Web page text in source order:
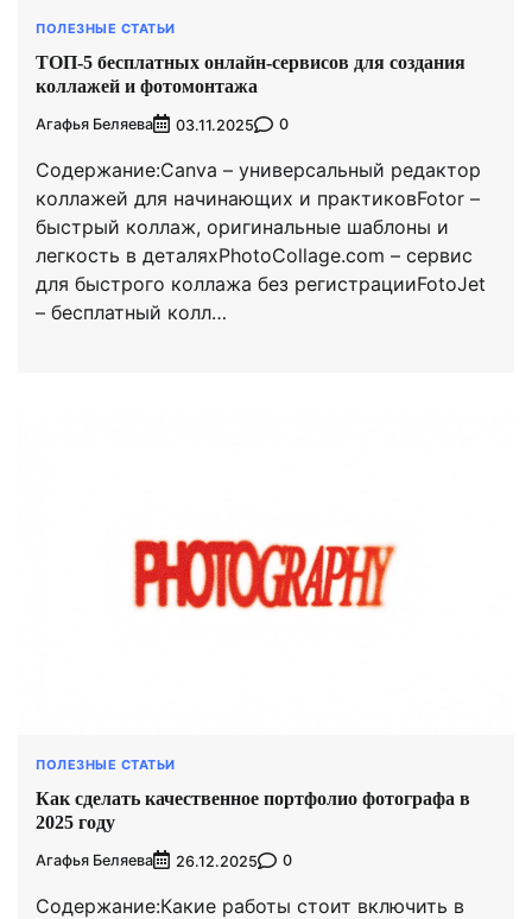
ПОЛЕЗНЫЕ СТАТЬИ
ТОП-5 бесплатных онлайн-сервисов для создания
коллажей и фотомонтажа
Агафья Беляева 03.11.2025 0
Содержание:Canva – универсальный редактор
коллажей для начинающих и практиковFotor –
быстрый коллаж, оригинальные шаблоны и
легкость в деталяхPhotoCollage.com – сервис
для быстрого коллажа без регистрацииFotoJet
– бесплатный колл…
ПОЛЕЗНЫЕ СТАТЬИ
Как сделать качественное портфолио фотографа в
2025 году
Агафья Беляева 26.12.2025 0
Содержание:Какие работы стоит включить в